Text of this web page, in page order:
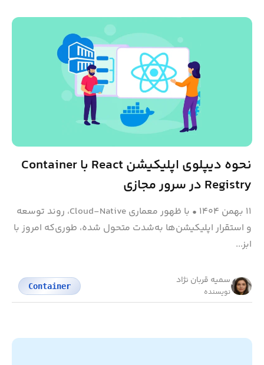
نحوه دیپلوی اپلیکیشن React با Container
Registry در سرور مجازی
۱۱ بهمن ۱۴۰۴ •
با ظهور معماری Cloud-Native، روند توسعه
و استقرار اپلیکیشن‌ها به‌شدت متحول شده، طوری‌که امروز با
ابز...
سمیه قربان نژاد
نویسنده
Container